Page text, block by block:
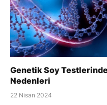
Genetik Soy
Nedenleri
22 Nisan 2024